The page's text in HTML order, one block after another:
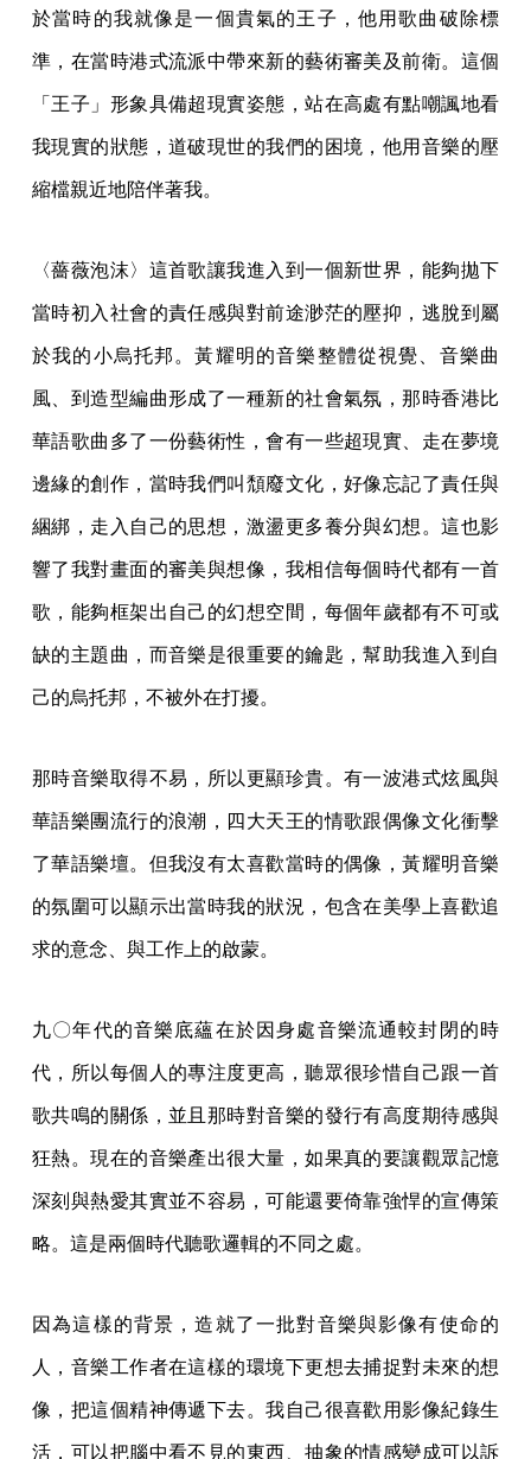
於當時的我就像是一個貴氣的王子，他用歌曲破除標
準，在當時港式流派中帶來新的藝術審美及前衛。這個
「王子」形象具備超現實姿態，站在高處有點嘲諷地看
我現實的狀態，道破現世的我們的困境，他用音樂的壓
縮檔親近地陪伴著我。
〈薔薇泡沫〉這首歌讓我進入到一個新世界，能夠拋下
當時初入社會的責任感與對前途渺茫的壓抑，逃脫到屬
於我的小烏托邦。黃耀明的音樂整體從視覺、音樂曲
風、到造型編曲形成了一種新的社會氣氛，那時香港比
華語歌曲多了一份藝術性，會有一些超現實、走在夢境
邊緣的創作，當時我們叫頹廢文化，好像忘記了責任與
綑綁，走入自己的思想，激盪更多養分與幻想。這也影
響了我對畫面的審美與想像，我相信每個時代都有一首
歌，能夠框架出自己的幻想空間，每個年歲都有不可或
缺的主題曲，而音樂是很重要的鑰匙，幫助我進入到自
己的烏托邦，不被外在打擾。
那時音樂取得不易，所以更顯珍貴。有一波港式炫風與
華語樂團流行的浪潮，四大天王的情歌跟偶像文化衝擊
了華語樂壇。但我沒有太喜歡當時的偶像，黃耀明音樂
的氛圍可以顯示出當時我的狀況，包含在美學上喜歡追
求的意念、與工作上的啟蒙。
九〇年代的音樂底蘊在於因身處音樂流通較封閉的時
代，所以每個人的專注度更高，聽眾很珍惜自己跟一首
歌共鳴的關係，並且那時對音樂的發行有高度期待感與
狂熱。現在的音樂產出很大量，如果真的要讓觀眾記憶
深刻與熱愛其實並不容易，可能還要倚靠強悍的宣傳策
略。這是兩個時代聽歌邏輯的不同之處。
因為這樣的背景，造就了一批對音樂與影像有使命的
人，音樂工作者在這樣的環境下更想去捕捉對未來的想
像，把這個精神傳遞下去。我自己很喜歡用影像紀錄生
活，可以把腦中看不見的東西、抽象的情感變成可以訴